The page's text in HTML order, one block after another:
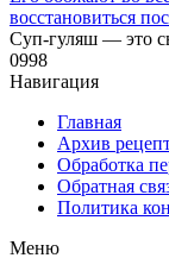
восстановиться
Суп-гуляш — это
0998
Навигация
Главная
Архив
Обработка
Обратная
Политика
Меню